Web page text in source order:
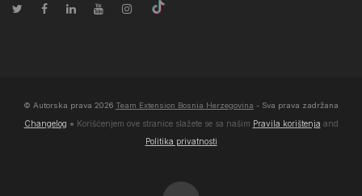
© Autorska prava 2026 Team Extension Bosnia Herzegovina - Sva prava zadržana
Changelog ● Korišćenjem ove stranice slažete se sa našim Pravila korištenja and
Politika privatnosti